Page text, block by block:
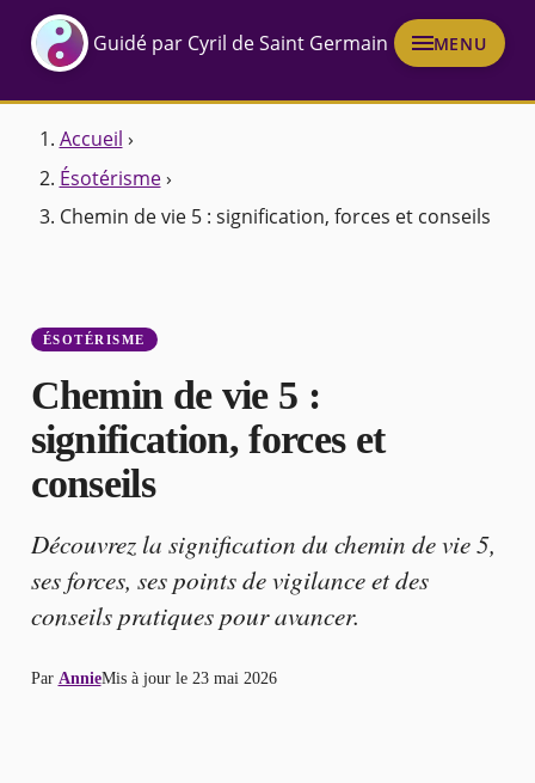
Guidé par Cyril de Saint Germain MENU
Accueil ›
Ésotérisme ›
Chemin de vie 5 : signification, forces et conseils
ÉSOTÉRISME
Chemin de vie 5 :
signification, forces et
conseils
Découvrez la signification du chemin de vie 5,
ses forces, ses points de vigilance et des
conseils pratiques pour avancer.
Par AnnieMis à jour le 23 mai 2026